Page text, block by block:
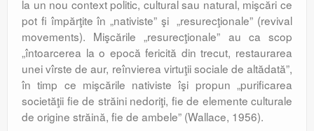
la un nou context politic, cultural sau natural, mişcări ce
pot fi împărţite în „nativiste” şi „resurecţionale” (revival
movements). Mişcările „resurecţionale” au ca scop
„întoarcerea la o epocă fericită din trecut, restaurarea
unei vîrste de aur, reînvierea virtuţii sociale de altădată”,
în timp ce mişcările nativiste îşi propun „purificarea
societăţii fie de străini nedoriţi, fie de elemente culturale
de origine străină, fie de ambele” (Wallace, 1956).